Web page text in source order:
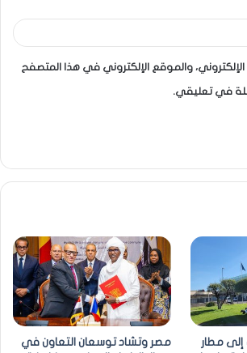
والموقع الإلكتروني في هذا المتصفح
في تعليقي.
إلى مطار
مصر وتشاد توسعان التعاون في